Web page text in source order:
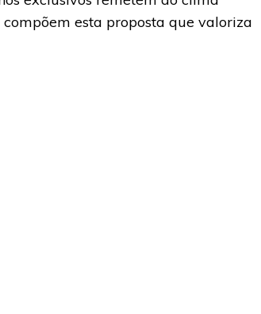
esta proposta que valoriza